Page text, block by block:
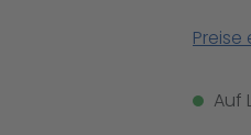
Preise
Auf